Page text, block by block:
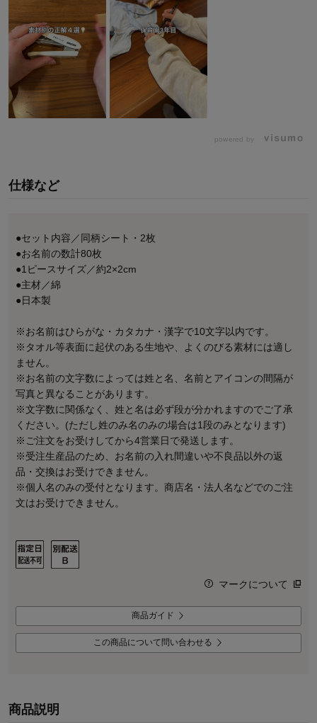
powered by
仕様など
●セット内容／同柄シート・2枚
●お名前の数計80枚
●1ピースサイズ／約2×2cm
●主材／綿
●日本製
※お名前はひらがな・カタカナ・漢字で10文字以内です。
※タオル等表面に起伏のある生地や、よくのびる素材には適し
ません。
※お名前の文字数によっては姓と名、名前とアイコンの間隔が
写真と異なることがあります。
※文字数に関係なく、姓と名は必ず段が分かれますのでご了承
ください。(ただし姓のみ名のみの場合は1段のみとなります)
※ご注文をお受けしてから4営業日で発送します。
※受注生産品のため、お名前の入れ間違いや不良品以外の返
品・交換はお受けできません。
※個人名のみの受付となります。商店名・法人名などでのご注
文はお受けできません。
マークについて
商品ガイド
この商品について問い合わせる
商品説明